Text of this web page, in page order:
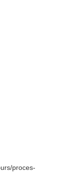
proces-